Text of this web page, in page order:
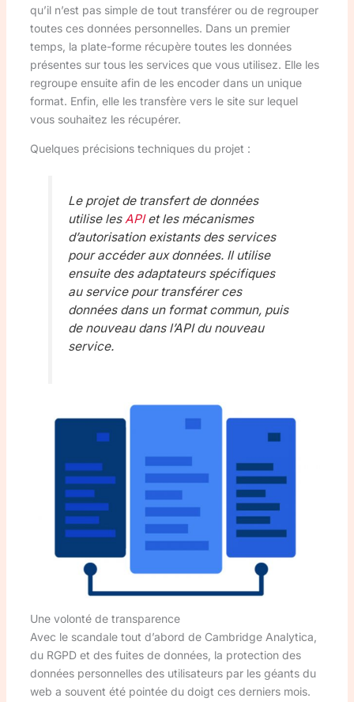
qu’il n’est pas simple de tout transférer ou de regrouper
toutes ces données personnelles. Dans un premier
temps, la plate-forme récupère toutes les données
présentes sur tous les services que vous utilisez. Elle les
regroupe ensuite afin de les encoder dans un unique
format. Enfin, elle les transfère vers le site sur lequel
vous souhaitez les récupérer.
Quelques précisions techniques du projet :
Le projet de transfert de données
utilise lesAPIet les mécanismes
d’autorisation existants des services
pour accéder aux données. Il utilise
ensuite des adaptateurs spécifiques
au service pour transférer ces
données dans un format commun, puis
de nouveau dans l’API du nouveau
service.
Une volonté de transparence
Avec le scandale tout d’abord de Cambridge Analytica,
du RGPD et des fuites de données, la protection des
données personnelles des utilisateurs par les géants du
web a souvent été pointée du doigt ces derniers mois.